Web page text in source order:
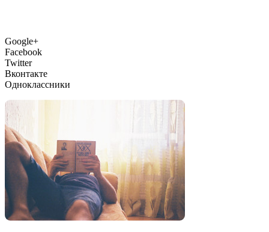
Google+
Facebook
Twitter
Вконтакте
Одноклассники